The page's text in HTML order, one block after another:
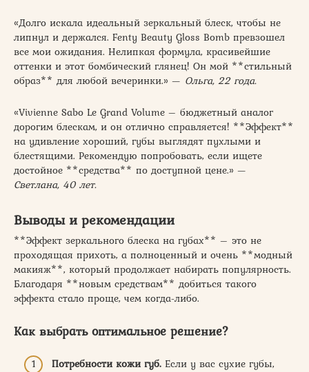
«Долго искала идеальный зеркальный блеск, чтобы не
липнул и держался. Fenty Beauty Gloss Bomb превзошел
все мои ожидания. Нелипкая формула, красивейшие
оттенки и этот бомбический глянец! Он мой **стильный
образ** для любой вечеринки.» — Ольга, 22 года.
«Vivienne Sabo Le Grand Volume – бюджетный аналог
дорогим блескам, и он отлично справляется! **Эффект**
на удивление хороший, губы выглядят пухлыми и
блестящими. Рекомендую попробовать, если ищете
достойное **средства** по доступной цене.» —
Светлана, 40 лет.
Выводы и рекомендации
**Эффект зеркального блеска на губах** – это не
проходящая прихоть, а полноценный и очень **модный
макияж**, который продолжает набирать популярность.
Благодаря **новым средствам** добиться такого
эффекта стало проще, чем когда-либо.
Как выбрать оптимальное решение?
Потребности кожи губ. Если у вас сухие губы,